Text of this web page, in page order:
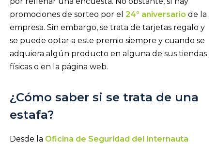
promociones de sorteo por el 24º aniversario de la
empresa. Sin embargo, se trata de tarjetas regalo y
se puede optar a este premio siempre y cuando se
adquiera algún producto en alguna de sus tiendas
físicas o en la página web.
¿Cómo saber si se trata de una
estafa?
Desde la Oficina de Seguridad del Internauta